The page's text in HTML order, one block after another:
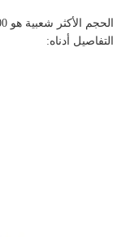
الحجم الأكثر شعبية هو 1200 * 1000 * 150mm.
التفاصيل أدناه: